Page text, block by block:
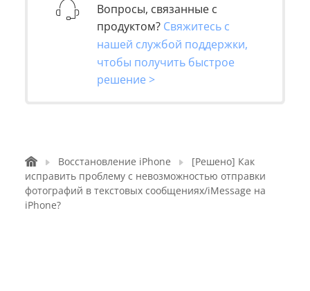
Вопросы, связанные с
продуктом? Свяжитесь с
нашей службой поддержки,
чтобы получить быстрое
решение >
Восстановление iPhone
[Решено] Как
исправить проблему с невозможностью отправки
фотографий в текстовых сообщениях/iMessage на
iPhone?